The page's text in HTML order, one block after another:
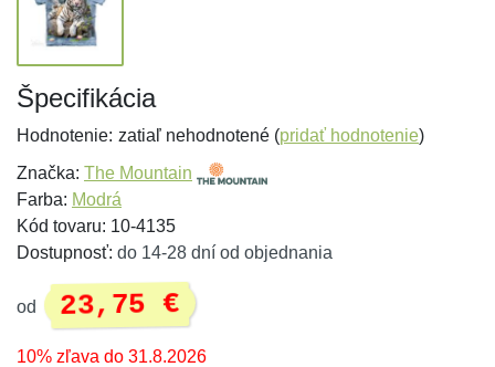
Špecifikácia
Hodnotenie: zatiaľ nehodnotené (pridať hodnotenie)
Značka: The Mountain
Farba: Modrá
Kód tovaru: 10-4135
Dostupnosť: do 14-28 dní od objednania
od 23,75 €
10% zľava do 31.8.2026